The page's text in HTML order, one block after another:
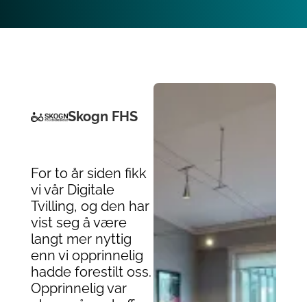
Skogn FHS
For to år siden fikk
vi vår Digitale
Tvilling, og den har
vist seg å være
langt mer nyttig
enn vi opprinnelig
hadde forestilt oss.
Opprinnelig var